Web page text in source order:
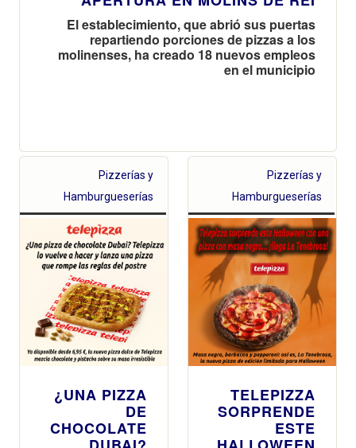
El establecimiento, que abrió sus puertas
repartiendo porciones de pizzas a los
molinenses, ha creado 18 nuevos empleos
en el municipio
Pizzerías y
Hamburgueserías
¿UNA PIZZA
DE
CHOCOLATE
Pizzerías y
Hamburgueserías
TELEPIZZA
SORPRENDE
ESTE